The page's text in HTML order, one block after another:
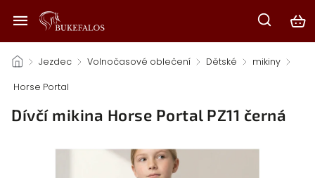
/ Jezdec / Volnočasové oblečení / Dětské / mikiny /
Horse Portal
Dívčí mikina Horse Portal PZ11 černá